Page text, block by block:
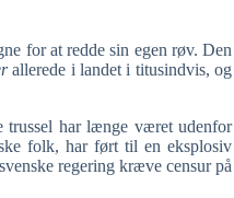
for at redde sin egen røv. Den
allerede i landet i titusindvis, og
trussel har længe været udenfor
folk, har ført til en eksplosiv
regering kræve censur på